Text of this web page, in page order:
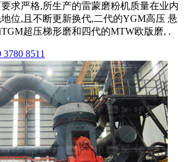
求严格,所生产的雷蒙磨粉机质量在业内
位,且不断更新换代,二代的YGM高压 悬
超压梯形磨和四代的MTW欧版磨, .
8511